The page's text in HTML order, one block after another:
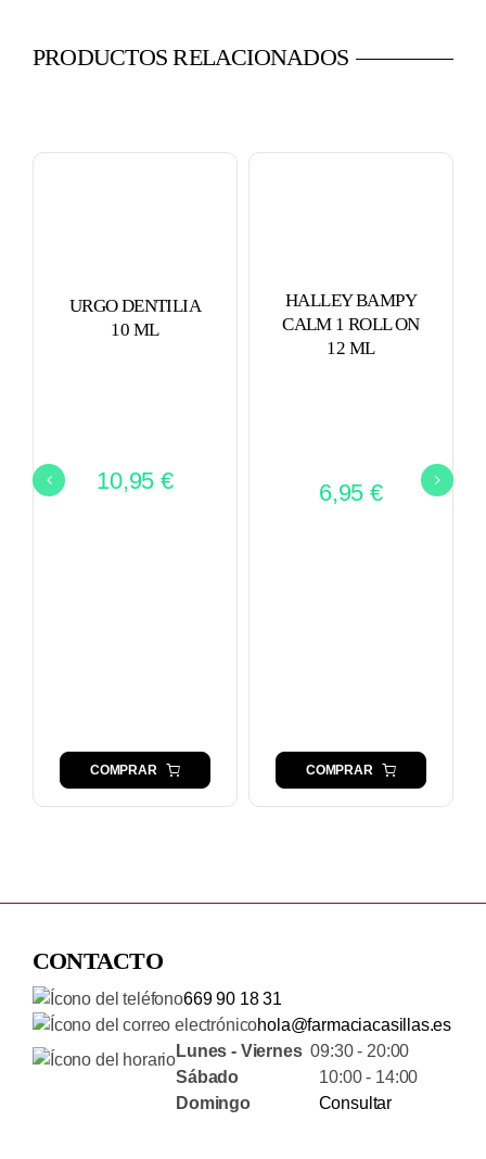
PRODUCTOS RELACIONADOS
URGO DENTILIA
10 ML
10,95 €
COMPRAR
HALLEY BAMPY
CALM 1 ROLL ON
12 ML
6,95€
COMPRAR
CONTACTO
669 90 18 31
hola@farmaciacasillas.es
Lunes - Viernes09:30 - 20:00
Sábado 10:00 - 14:00
Domingo
Consultar